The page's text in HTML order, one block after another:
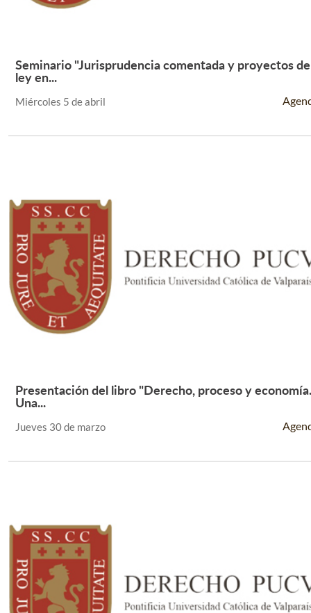
Leer Más +
Seminario "Jurisprudencia comentada y proyectos de
ley en...
Miércoles 5 de abril
Leer Más +
Presentación del libro "Derecho, proceso y economía.
Una...
Jueves 30 de marzo